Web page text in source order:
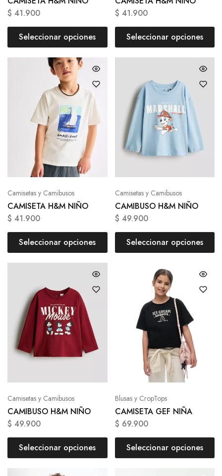
$ 41.900
Seleccionar opciones
$ 41.900
Seleccionar opciones
Camisetas y Camibusos
CAMISETA H&M NIÑO
$ 41.900
Seleccionar opciones
Camisetas y Camibusos
CAMIBUSO H&M NIÑO
$ 49.900
Seleccionar opciones
Camisetas y Camibusos
CAMIBUSO H&M NIÑO
$ 49.900
Seleccionar opciones
Blusas y CropTops
CAMISETA GEF NIÑA
$ 69.900
Seleccionar opciones